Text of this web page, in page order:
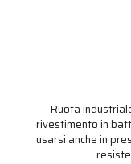
Ruota
rivestimento in
usarsi anche in